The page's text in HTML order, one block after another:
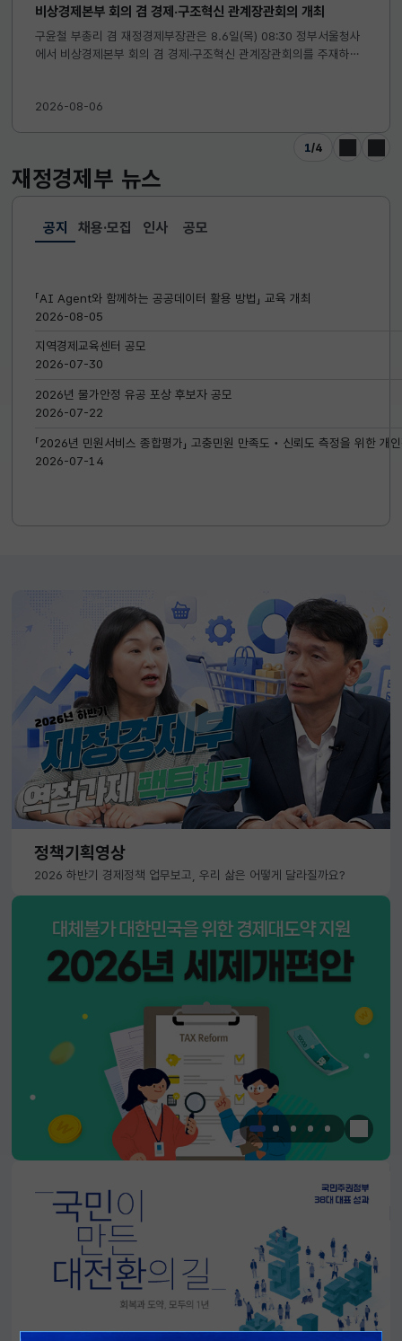
비상경제본부 회의 겸 경제·구조혁신 관계장관회의 개최
구윤철 부총리 겸 재정경제부장관은 8.6일(목) 08:30 정부서울청사
에서 비상경제본부 회의 겸 경제·구조혁신 관계장관회의를 주재하였
2026-08-06
1/4
이전 다음
재정경제부 뉴스
공지
선택됨
공지
「AI Agent와 함께하는 공공데이터 활용 방법」 교육 개최
2026-08-05
지역경제교육센터 공모
2026-07-30
2026년 물가안정 유공 포상 후보자 공모
2026-07-22
「2026년 민원서비스 종합평가」 고충민원 만족도‧신뢰도 측정을 위한 개
2026-07-14
채용·모집 인사 공모
정책기획영상
2026 하반기 경제정책 업무보고, 우리 삶은 어떻게 달라질까요?
한눈에